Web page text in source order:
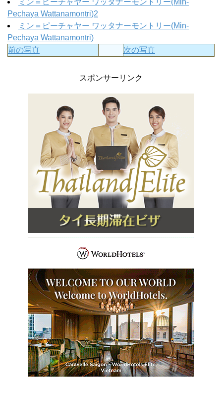
ミン＝ピーチャヤー ワッタナーモントリー(Min-
Pechaya Wattanamontri)2
ミン＝ピーチャヤー ワッタナーモントリー(Min-
Pechaya Wattanamontri)
前の写真
次の写真
スポンサーリンク